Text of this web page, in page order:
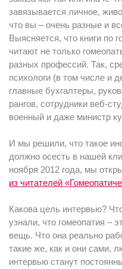
завязывается личное,
что вы – очень разные и
Выясняется, что книги по
читают не только
разных профессий. Так,
психологи (в том числе и
главные бухгалтеры,
рангов, сотрудники веб-
военный и даже министр
И мы решили, что такое
должно осесть в нашей
ноября 2012 года, мы
из читателей
Какова цель интервью?
узнали, что гомеопатия –
вещь. Что она реально
такие же, как и они сами,
интервью станут